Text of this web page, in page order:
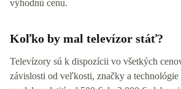
výhodnú cenu.
Koľko by mal televízor stáť?
Televízory sú k dispozícii vo všetkých
závislosti od veľkosti, značky a technológie